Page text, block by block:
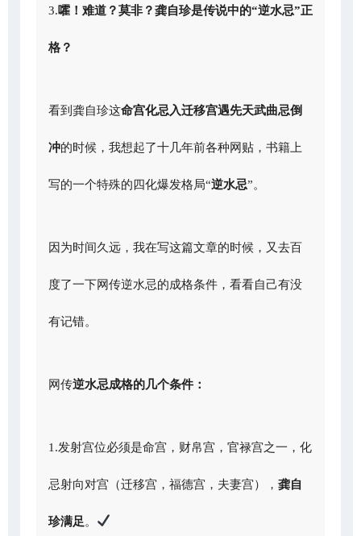
3.嚯！难道？莫非？龚自珍是传说中的“逆水忌”正
格？
看到龚自珍这命宫化忌入迁移宫遇先天武曲忌倒
冲的时候，我想起了十几年前各种网贴，书籍上
写的一个特殊的四化爆发格局“逆水忌”。
因为时间久远，我在写这篇文章的时候，又去百
度了一下网传逆水忌的成格条件，看看自己有没
有记错。
网传逆水忌成格的几个条件：
1.发射宫位必须是命宫，财帛宫，官禄宫之一，化
忌射向对宫（迁移宫，福德宫，夫妻宫）， 龚自
珍满足。